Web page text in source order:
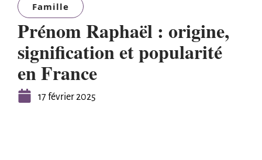
Famille
Prénom Raphaël : origine,
signification et popularité
en France
17 février 2025